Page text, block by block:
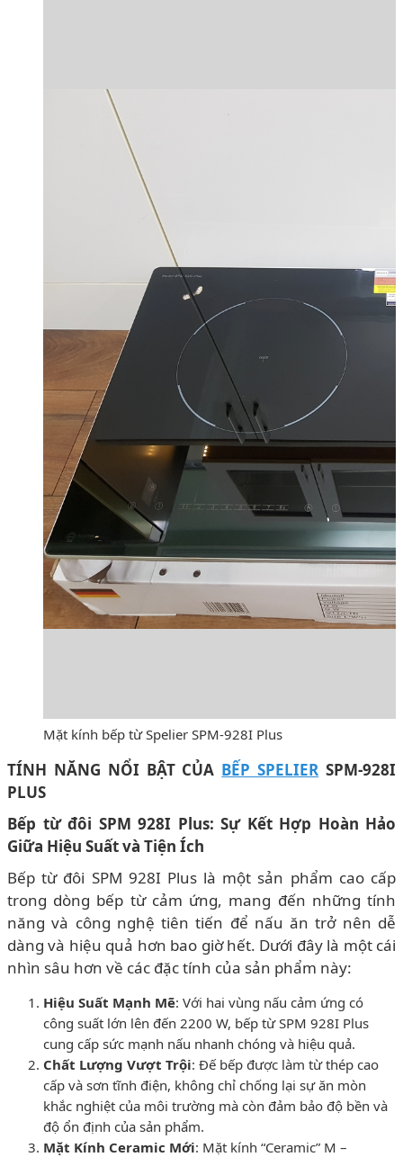
Mặt kính bếp từ Spelier SPM-928I Plus
TÍNH NĂNG NỔI BẬT CỦA BẾP SPELIER SPM-928I
PLUS
Bếp từ đôi SPM 928I Plus: Sự Kết Hợp Hoàn Hảo
Giữa Hiệu Suất và Tiện Ích
Bếp từ đôi SPM 928I Plus là một sản phẩm cao cấp
trong dòng bếp từ cảm ứng, mang đến những tính
năng và công nghệ tiên tiến để nấu ăn trở nên dễ
dàng và hiệu quả hơn bao giờ hết. Dưới đây là một cái
nhìn sâu hơn về các đặc tính của sản phẩm này:
Hiệu Suất Mạnh Mẽ: Với hai vùng nấu cảm ứng có
công suất lớn lên đến 2200 W, bếp từ SPM 928I Plus
cung cấp sức mạnh nấu nhanh chóng và hiệu quả.
Chất Lượng Vượt Trội: Đế bếp được làm từ thép cao
cấp và sơn tĩnh điện, không chỉ chống lại sự ăn mòn
khắc nghiệt của môi trường mà còn đảm bảo độ bền và
độ ổn định của sản phẩm.
Mặt Kính Ceramic Mới: Mặt kính “Ceramic” M –